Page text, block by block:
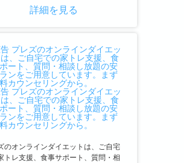
詳細を見る
のオンラインダイエットは、ご自宅
トレ支援、食事サポート、質問・相